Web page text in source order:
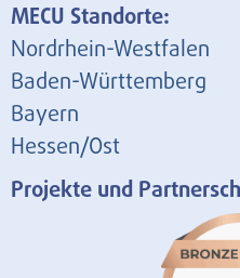
MECU Standorte:
Nordrhein-Westfalen
Baden-Württemberg
Bayern
Hessen/Ost
Projekte und